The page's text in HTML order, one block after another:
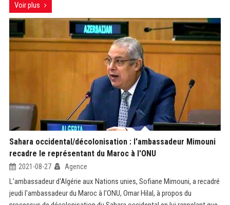
Voir plus
Sahara occidental/décolonisation : l'ambassadeur Mimouni
recadre le représentant du Maroc à l'ONU
2021-08-27 Agence
L'ambassadeur d'Algérie aux Nations unies, Sofiane Mimouni, a recadré
jeudi l'ambassadeur du Maroc à l'ONU, Omar Hilal, à propos du